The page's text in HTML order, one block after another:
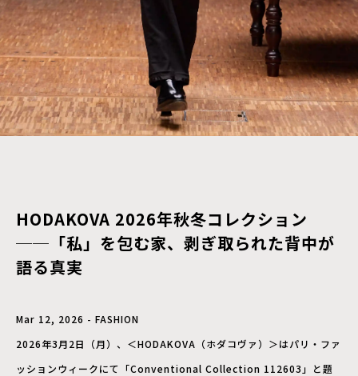
HODAKOVA 2026年秋冬コレクション
──「私」を包む家、剥ぎ取られた背中が
語る真実
Mar 12, 2026 - FASHION
2026年3月2日（月）、＜HODAKOVA（ホダコヴァ）＞はパリ・ファ
ッションウィークにて「Conventional Collection 112603」と題